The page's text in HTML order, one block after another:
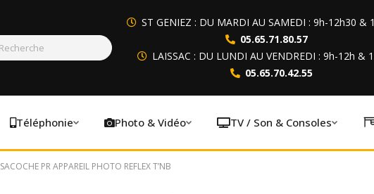
ST GENIEZ : DU MARDI AU SAMEDI : 9h-12h30 &
05.65.71.80.57
LAISSAC : DU LUNDI AU VENDREDI : 9h-12h &
05.65.70.42.55
Téléphonie Photo & Vidéo TV / Son & Consoles
SACOCHE PR APPAREIL PHOTO REFLEX T’NB